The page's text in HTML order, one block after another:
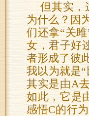
但其实，
为什么？因
们还拿“关
女，君子好
者形成了彼
我以为就是
其实是由A
如此，它是
感悟C的行